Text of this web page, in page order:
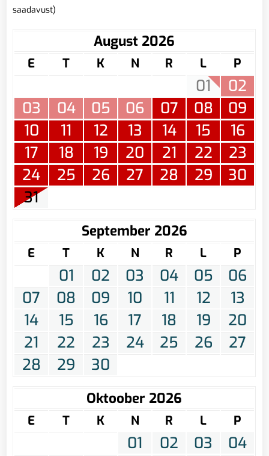
saadavust)
August 2026
E T K N R L P
01
02
03
04 05 06 07 08
09
10
11 12 13 14 15
16
17
18 19 20 21 22
23
24
25 26 27 28 29
30
31
September 2026
E T K N R L P
01 02 03 04 05
06
07
08 09 10 11 12
13
14
15 16 17 18 19
20
21
22 23 24 25 26
27
28
29 30
Oktoober 2026
E T K N R L P
01 02 03
04